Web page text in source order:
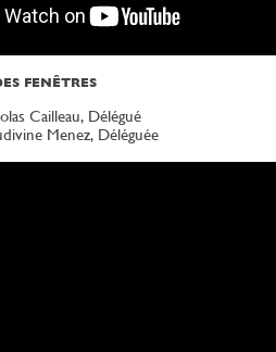
FENÊTRES
Cailleau, Délégué
Menez, Déléguée